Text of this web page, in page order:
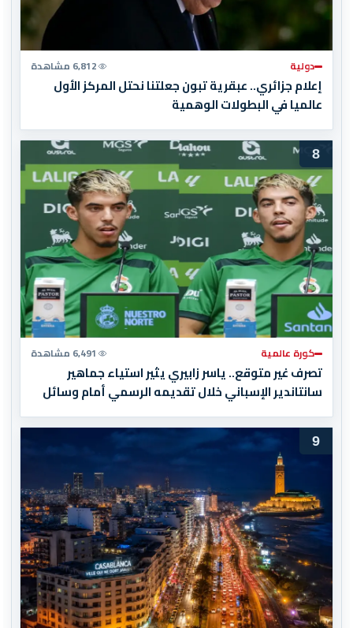
دولية 6,812 مشاهدة
إعلام جزائري.. عبقرية تبون جعلتنا نحتل المركز الأول
عالميا في البطولات الوهمية
8
كورة عالمية 6,491 مشاهدة
تصرف غير متوقع.. ياسر زابيري يثير استياء جماهير
سانتاندير الإسباني خلال تقديمه الرسمي أمام وسائل
الإعلام
9